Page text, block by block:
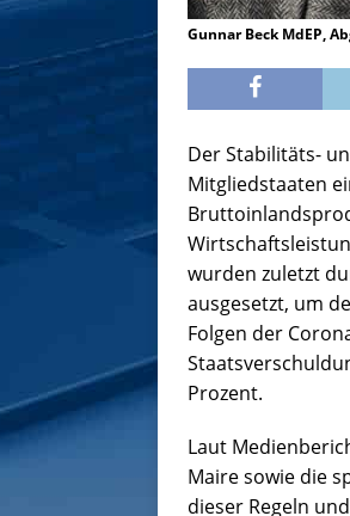
Gunnar Beck MdEP,
Der Stabilitäts-
Mitgliedstaaten
wurden zuletzt
ausgesetzt, um
Folgen der
Prozent.
Laut
Maire sowie die
dieser Regeln